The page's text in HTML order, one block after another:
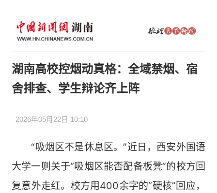
湖南高校控烟动真格：全域禁烟、宿
舍排查、学生辩论齐上阵
2026年05月22日 10:10
“吸烟区不是休息区。”近日，西安外国语
大学一则关于“吸烟区能否配备板凳”的校方回
复意外走红。校方用400余字的“硬核”回应，